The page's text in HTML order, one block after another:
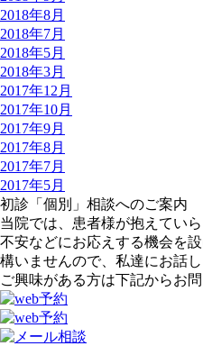
2018年8月
2018年7月
2018年5月
2018年3月
2017年12月
2017年10月
2017年9月
2017年8月
2017年7月
2017年5月
初診「個別」相談へのご案内
当院では、患者様が抱えてい
不安などにお応えする機会を
構いませんので、私達にお話
ご興味がある方は下記からお